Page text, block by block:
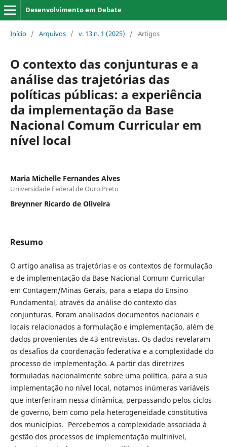
Desenvolvimento em Debate
Início / Arquivos / v. 13 n. 1 (2025) / Artigos
O contexto das conjunturas e a
análise das trajetórias das
políticas públicas: a experiência
da implementação da Base
Nacional Comum Curricular em
nível local
Maria Michelle Fernandes Alves
Universidade Federal de Ouro Preto
Breynner Ricardo de Oliveira
Resumo
O artigo analisa as trajetórias e os contextos de formulação
e de implementação da Base Nacional Comum Curricular
em Contagem/Minas Gerais, para a etapa do Ensino
Fundamental, através da análise do contexto das
conjunturas. Foram analisados documentos nacionais e
locais relacionados a formulação e implementação, além de
dados provenientes de 43 entrevistas. Os dados revelaram
os desafios da coordenação federativa e a complexidade do
processo de implementação. A partir das diretrizes
formuladas nacionalmente sobre uma política, para a sua
implementação no nível local, notamos inúmeras variáveis
que interferiram nessa dinâmica, perpassando pelos ciclos
de governo, bem como pela heterogeneidade constitutiva
dos municípios. Percebemos a complexidade associada à
gestão dos processos de implementação multinível,